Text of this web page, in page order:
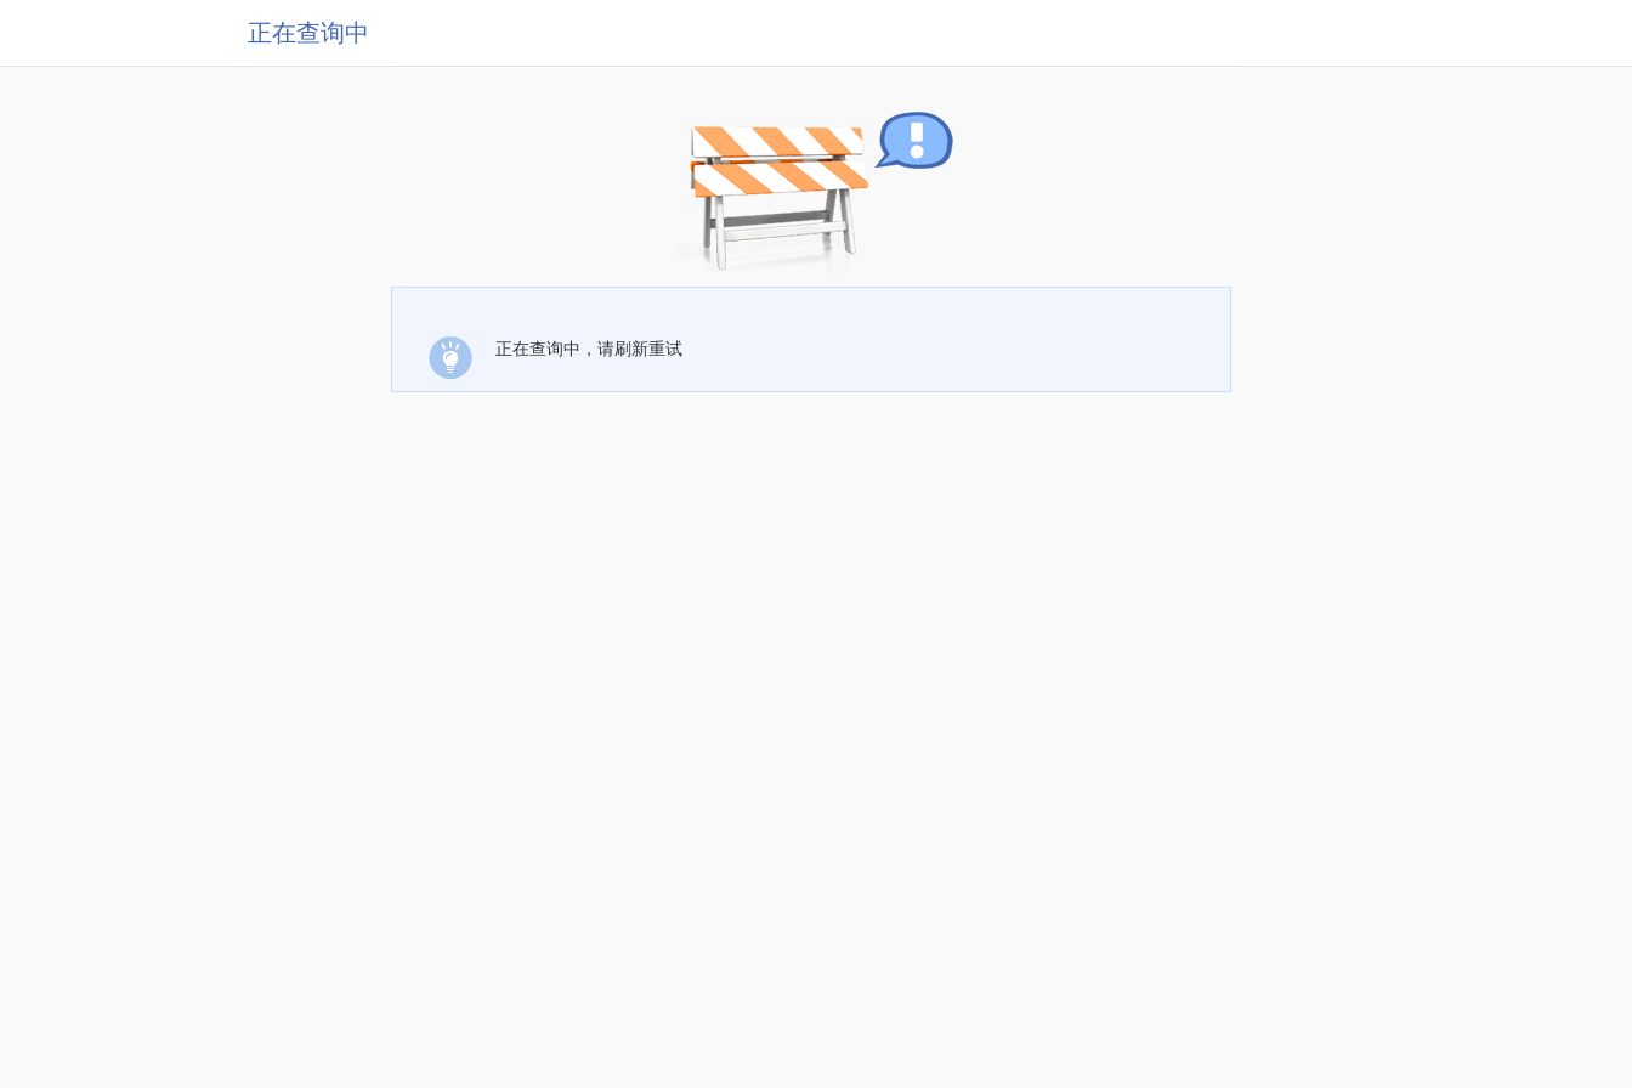
正在查询中
正在查询中，请刷新重试